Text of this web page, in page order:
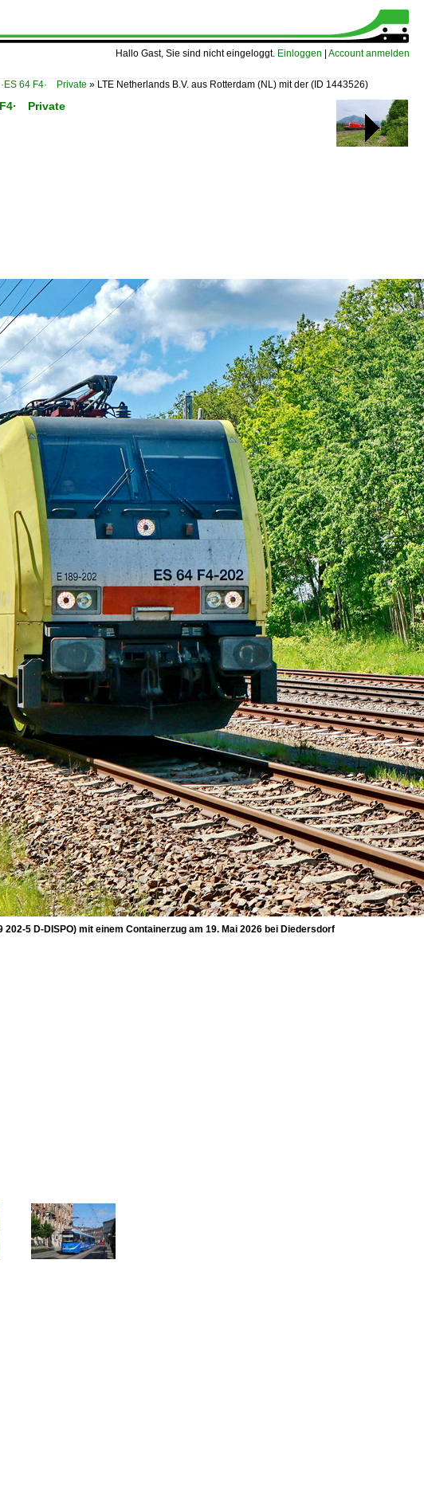
Hallo Gast, Sie sind nicht eingeloggt. Einloggen Account anmelden
64 F4· Private » LTE Netherlands B.V. aus Rotterdam (NL) mit der (ID 1443526)
Private
5 D-DISPO) mit einem Containerzug am 19. Mai 2026 bei Diedersdorf